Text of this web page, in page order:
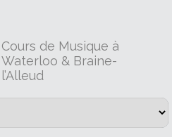
Cours de Musique à
Waterloo & Braine-
l’Alleud